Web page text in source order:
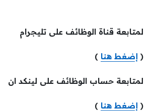
لمتابعة قناة الوظائف على تليجرام
( إضغط هنا )
لمتابعة حساب الوظائف على لينكد ان
( إضغط هنا )